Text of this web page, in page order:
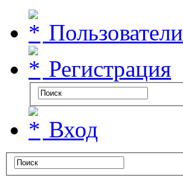
Пользователи
Регистрация
Вход